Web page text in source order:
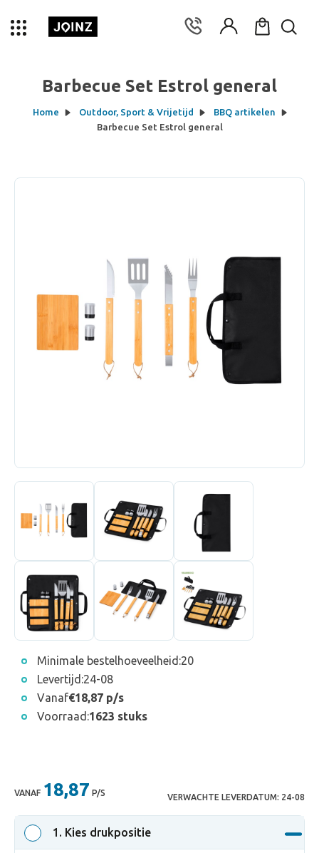
Barbecue Set Estrol general
Home Outdoor, Sport & Vrijetijd
BBQ artikelen
Barbecue Set Estrol general
Minimale bestelhoeveelheid:20
Levertijd:24-08
Vanaf€18,87 p/s
Voorraad:1623 stuks
VANAF 18,87 P/S VERWACHTE LEVERDATUM: 24-08
1 . Kies drukpositie